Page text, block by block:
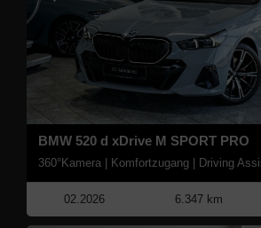
BMW 520 d xDrive M SPORT PRO
360°Kamera | Komfortzugang | Driving
02.2026 6.347 km